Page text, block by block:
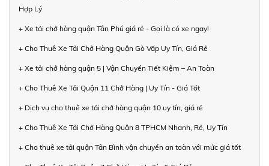
Hợp Lý
+ Xe tải chở hàng quận Tân Phú giá rẻ - Gọi là có xe ngay!
+ Cho Thuê Xe Tải Chở Hàng Quận Gò Vấp Uy Tín, Giá Rẻ
+ Xe tải chở hàng quận 5 | Vận Chuyển Tiết Kiệm – An Toàn
+ Cho Thuê Xe Tải Quận 11 Chở Hàng | Uy Tín - Giá Tốt
+ Dịch vụ cho thuê xe tải chở hàng quận 10 uy tín, giá rẻ
+ Cho Thuê Xe Tải Chở Hàng Quận 8 TPHCM Nhanh, Rẻ, Uy Tín
+ Cho thuê xe tải quận Tân Bình vận chuyển an toàn với mức giá tốt